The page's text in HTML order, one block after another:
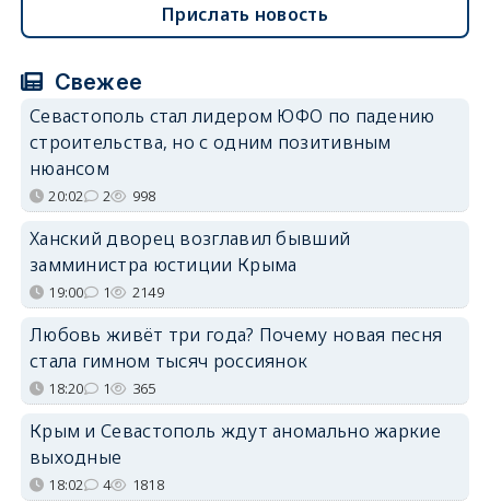
Прислать новость
Свежее
Севастополь стал лидером ЮФО по падению
строительства, но с одним позитивным
нюансом
20:02 2 998
Ханский дворец возглавил бывший
замминистра юстиции Крыма
19:00 1 2149
Любовь живёт три года? Почему новая песня
стала гимном тысяч россиянок
18:20 1 365
Крым и Севастополь ждут аномально жаркие
выходные
18:02 4 1818